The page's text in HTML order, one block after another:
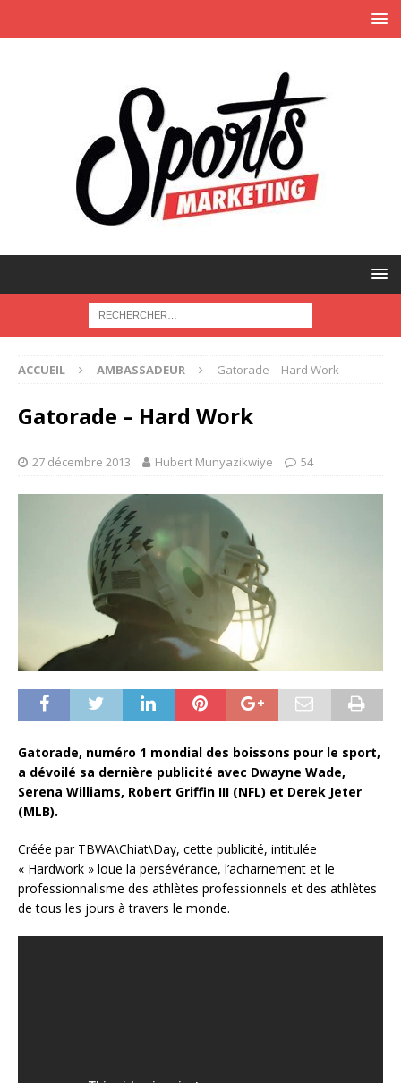
ACCUEIL AMBASSADEUR Gatorade – Hard Work
Gatorade – Hard Work
27 décembre 2013 Hubert Munyazikwiye 54
Gatorade, numéro 1 mondial des boissons pour le sport,
a dévoilé sa dernière publicité avec Dwayne Wade,
Serena Williams, Robert Griffin III (NFL) et Derek Jeter
(MLB).
Créée par TBWA\Chiat\Day, cette publicité, intitulée
« Hardwork » loue la persévérance, l’acharnement et le
professionnalisme des athlètes professionnels et des athlètes
de tous les jours à travers le monde.